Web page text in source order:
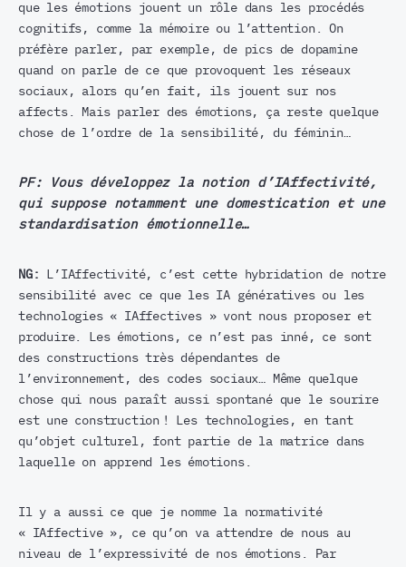
que les émotions jouent un rôle dans les procédés
cognitifs, comme la mémoire ou l’attention. On
préfère parler, par exemple, de pics de dopamine
quand on parle de ce que provoquent les réseaux
sociaux, alors qu’en fait, ils jouent sur nos
affects. Mais parler des émotions, ça reste quelque
chose de l’ordre de la sensibilité, du féminin…
PF: Vous développez la notion d’IAffectivité,
qui suppose notamment une domestication et une
standardisation émotionnelle…
NG:
L’IAffectivité, c’est cette hybridation de notre
sensibilité avec ce que les IA génératives ou les
technologies « IAffectives » vont nous proposer et
produire. Les émotions, ce n’est pas inné, ce sont
des constructions très dépendantes de
l’environnement, des codes sociaux… Même quelque
chose qui nous paraît aussi spontané que le sourire
est une construction ! Les technologies, en tant
qu’objet culturel, font partie de la matrice dans
laquelle on apprend les émotions.
Il y a aussi ce que je nomme la normativité
« IAffective », ce qu’on va attendre de nous au
niveau de l’expressivité de nos émotions. Par